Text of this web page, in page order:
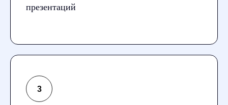
презентаций